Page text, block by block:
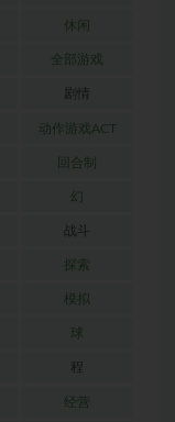
休闲
全部游戏
剧情
动作游戏ACT
回合制
幻
战斗
探索
模拟
球
程
经营